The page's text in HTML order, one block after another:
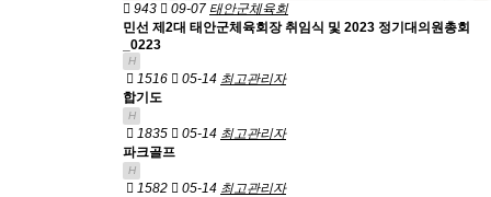
943 09-07 태안군체육회
민선 제2대 태안군체육회장 취임식 및 2023 정기대의원총회
_0223
H
1516 05-14 최고관리자
합기도
H
1835 05-14 최고관리자
파크골프
H
1582 05-14 최고관리자